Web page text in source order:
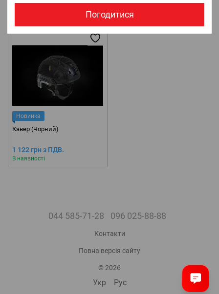
Погодитися
1 122 грн з ПДВ. 1 122 грн з ПДВ.
В наявності
Новинка
Кавер (Чорний)
1 122 грн з ПДВ.
В наявності
044 585-71-28 096 025-88-88
Контакти
Повна версія сайту
© 2026
Укр Рус